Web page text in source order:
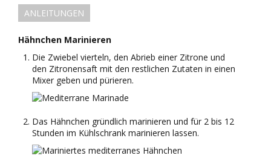
ANLEITUNGEN
Hähnchen Marinieren
Die Zwiebel vierteln, den Abrieb einer Zitrone und
den Zitronensaft mit den restlichen Zutaten in einen
Mixer geben und pürieren.
Das Hähnchen gründlich marinieren und für 2 bis 12
Stunden im Kühlschrank marinieren lassen.